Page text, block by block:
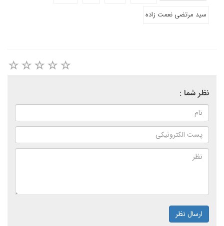
سید مرتضی نعمت زاده
نظر شما :
ارسال نظر